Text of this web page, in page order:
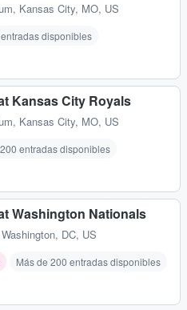
, Kansas City, MO, US
disponibles
Kansas City Royals
, Kansas City, MO, US
entradas disponibles
Washington Nationals
Washington, DC, US
Más de 200 entradas disponibles